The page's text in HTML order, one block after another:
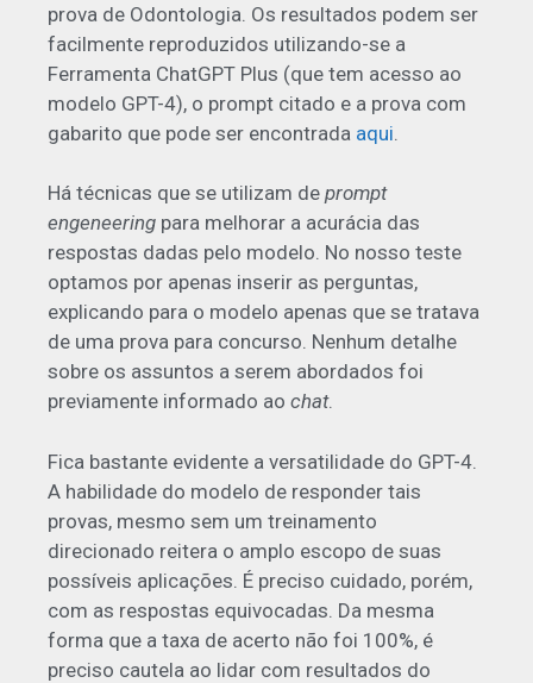
prova de Odontologia. Os resultados podem ser
facilmente reproduzidos utilizando-se a
Ferramenta ChatGPT Plus (que tem acesso ao
modelo GPT-4), o prompt citado e a prova com
gabarito que pode ser encontrada aqui
Há técnicas que se utilizam de prompt
engeneering para melhorar a acurácia das
respostas dadas pelo modelo. No nosso teste
optamos por apenas inserir as perguntas,
explicando para o modelo apenas que se tratava
de uma prova para concurso. Nenhum detalhe
sobre os assuntos a serem abordados foi
previamente informado ao chat.
Fica bastante evidente a versatilidade do GPT-4.
A habilidade do modelo de responder tais
provas, mesmo sem um treinamento
direcionado reitera o amplo escopo de suas
possíveis aplicações. É preciso cuidado, porém,
com as respostas equivocadas. Da mesma
forma que a taxa de acerto não foi 100%, é
preciso cautela ao lidar com resultados do